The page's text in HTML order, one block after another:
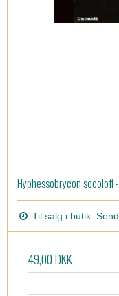
Hyphessobrycon socolofi
Til salg i butik.
49,00 DKK